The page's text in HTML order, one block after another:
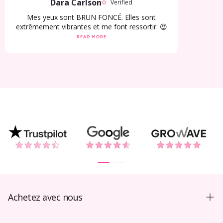
Dara Carlson Verified
Mes yeux sont BRUN FONCÉ. Elles sont
extrêmement vibrantes et me font ressortir. 😍
READ MORE
Achetez avec nous